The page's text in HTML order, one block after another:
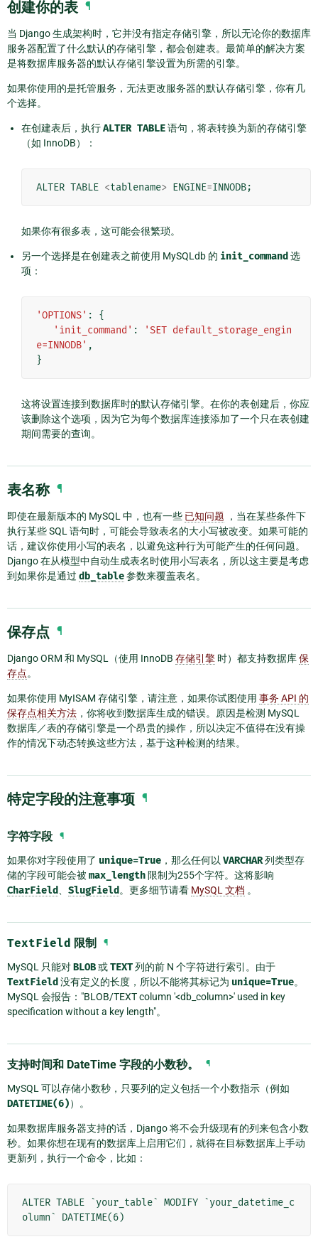
创建你的表 ¶
当 Django 生成架构时，它并没有指定存储引擎，所以无论你的数据库
服务器配置了什么默认的存储引擎，都会创建表。最简单的解决方案
是将数据库服务器的默认存储引擎设置为所需的引擎。
如果你使用的是托管服务，无法更改服务器的默认存储引擎，你有几
个选择。
在创建表后，执行ALTER TABLE语句，将表转换为新的存储引擎
（如 InnoDB）：
ALTER TABLE <tablename> ENGINE=INNODB;
如果你有很多表，这可能会很繁琐。
另一个选择是在创建表之前使用 MySQLdb 的 init_command 选
项：
'OPTIONS' :
{
'init_command' :
'SET default_storage_engin
e=INNODB' ,
}
这将设置连接到数据库时的默认存储引擎。在你的表创建后，你应
该删除这个选项，因为它为每个数据库连接添加了一个只在表创建
期间需要的查询。
表名称 ¶
即使在最新版本的 MySQL 中，也有一些 已知问题 ，当在某些条件下
执行某些 SQL 语句时，可能会导致表名的大小写被改变。如果可能的
话，建议你使用小写的表名，以避免这种行为可能产生的任何问题。
Django 在从模型中自动生成表名时使用小写表名，所以这主要是考虑
到如果你是通过 db_table参数来覆盖表名。
保存点 ¶
Django ORM 和 MySQL（使用 InnoDB 存储引擎 时）都支持数据库保
存点。
如果你使用 MyISAM 存储引擎，请注意，如果你试图使用 事务 API 的
保存点相关方法 ，你将收到数据库生成的错误。原因是检测 MySQL
数据库／表的存储引擎是一个昂贵的操作，所以决定不值得在没有操
作的情况下动态转换这些方法，基于这种检测的结果。
特定字段的注意事项 ¶
字符字段 ¶
如果你对字段使用了 unique=True ，那么任何以 VARCHAR列类型存
储的字段可能会被 max_length 限制为255个字符。这将影响
CharField、 SlugField。更多细节请看 MySQL 文档 。
TextField 限制 ¶
MySQL 只能对BLOB或TEXT列的前 N 个字符进行索引。由于
TextField 没有定义的长度，所以不能将其标记为 unique=True。
MySQL 会报告："BLOB/TEXT column '<db_column>' used in key
specification without a key length"。
支持时间和 DateTime 字段的小数秒。 ¶
MySQL 可以存储小数秒，只要列的定义包括一个小数指示（例如
DATETIME(6)）。
如果数据库服务器支持的话，Django 将不会升级现有的列来包含小数
秒。如果你想在现有的数据库上启用它们，就得在目标数据库上手动
更新列，执行一个命令，比如：
ALTER TABLE `your_table` MODIFY `your_datetime_c